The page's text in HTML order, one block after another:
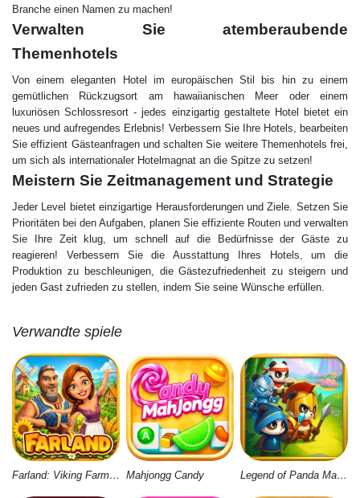
Branche einen Namen zu machen!
Verwalten Sie atemberaubende
Themenhotels
Von einem eleganten Hotel im europäischen Stil bis hin zu einem
gemütlichen Rückzugsort am hawaiianischen Meer oder einem
luxuriösen Schlossresort - jedes einzigartig gestaltete Hotel bietet ein
neues und aufregendes Erlebnis! Verbessern Sie Ihre Hotels, bearbeiten
Sie effizient Gästeanfragen und schalten Sie weitere Themenhotels frei,
um sich als internationaler Hotelmagnat an die Spitze zu setzen!
Meistern Sie Zeitmanagement und Strategie
Jeder Level bietet einzigartige Herausforderungen und Ziele. Setzen Sie
Prioritäten bei den Aufgaben, planen Sie effiziente Routen und verwalten
Sie Ihre Zeit klug, um schnell auf die Bedürfnisse der Gäste zu
reagieren! Verbessern Sie die Ausstattung Ihres Hotels, um die
Produktion zu beschleunigen, die Gästezufriedenheit zu steigern und
jeden Gast zufrieden zu stellen, indem Sie seine Wünsche erfüllen.
Verwandte spiele
Farland: Viking Farm Village Mahjongg Candy Legend of Panda Match 3 & Battle